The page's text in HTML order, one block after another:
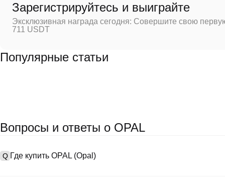
Зарегистрируйтесь и выиграйте
Эксклюзивная награда сегодня: Совершите свою
711 USDT
Популярные статьи
Вопросы и ответы о OPAL
Q Где купить OPAL (Opal)